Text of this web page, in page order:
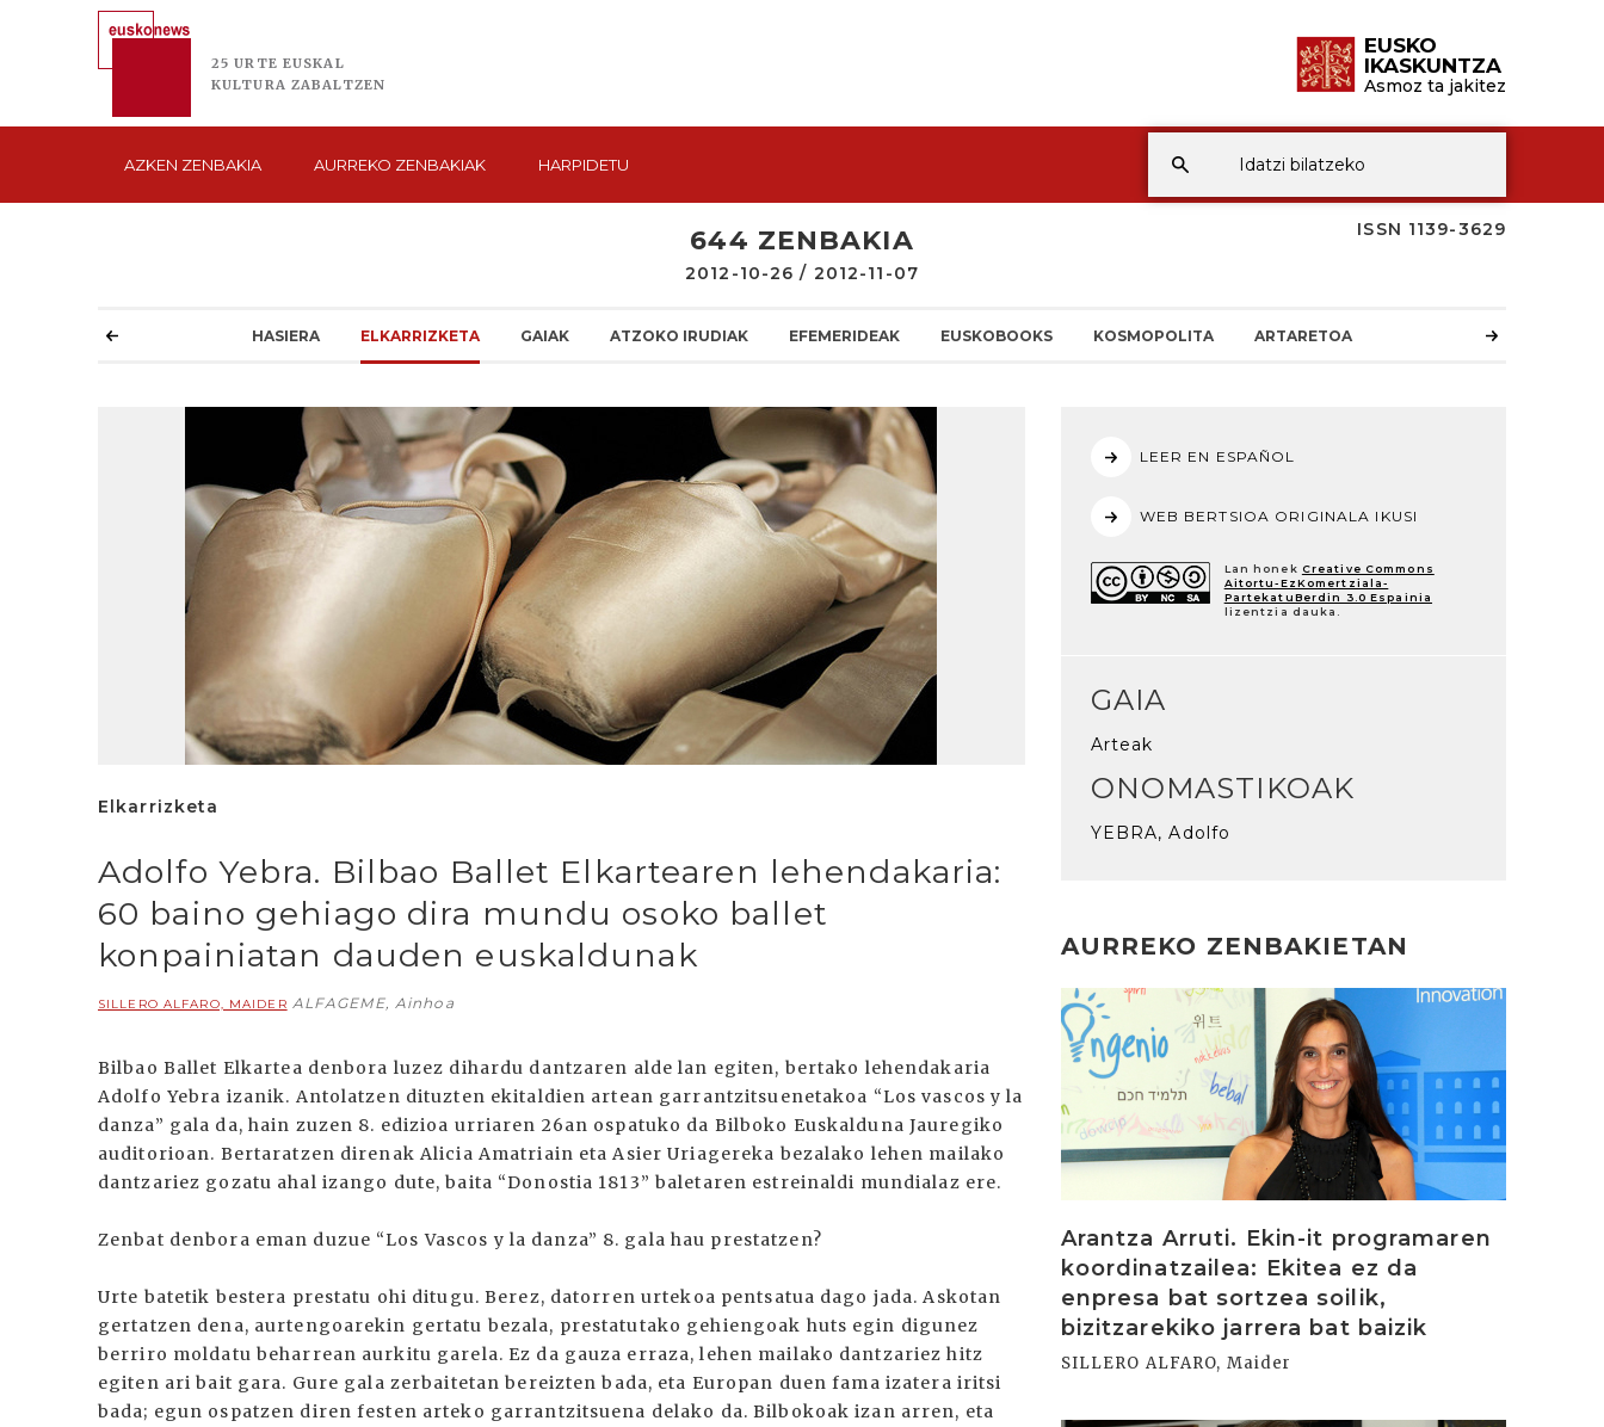
25 URTE EUSKAL
KULTURA ZABALTZEN
EUSKO
IKASKUNTZA
Asmoz ta jakitez
AZKEN ZENBAKIA AURREKO ZENBAKIAK HARPIDETU
ISSN 1139-3629
644 ZENBAKIA
2012-10-26 / 2012-11-07
HASIERA ELKARRIZKETA GAIAK ATZOKO IRUDIAK EFEMERIDEAK EUSKOBOOKS KOSMOPOLITA ARTARETOA
Elkarrizketa
Adolfo Yebra. Bilbao Ballet Elkartearen lehendakaria:
60 baino gehiago dira mundu osoko ballet
konpainiatan dauden euskaldunak
SILLERO ALFARO, MAIDER ALFAGEME, Ainhoa
Bilbao Ballet Elkartea denbora luzez dihardu dantzaren alde lan egiten, bertako lehendakaria
Adolfo Yebra izanik. Antolatzen dituzten ekitaldien artean garrantzitsuenetakoa “Los vascos y la
danza” gala da, hain zuzen 8. edizioa urriaren 26an ospatuko da Bilboko Euskalduna Jauregiko
auditorioan. Bertaratzen direnak Alicia Amatriain eta Asier Uriagereka bezalako lehen mailako
dantzariez gozatu ahal izango dute, baita “Donostia 1813” baletaren estreinaldi mundialaz ere.
Zenbat denbora eman duzue “Los Vascos y la danza” 8. gala hau prestatzen?
Urte batetik bestera prestatu ohi ditugu. Berez, datorren urtekoa pentsatua dago jada. Askotan
gertatzen dena, aurtengoarekin gertatu bezala, prestatutako gehiengoak huts egin digunez
berriro moldatu beharrean aurkitu garela. Ez da gauza erraza, lehen mailako dantzariez hitz
egiten ari bait gara. Gure gala zerbaitetan bereizten bada, eta Europan duen fama izatera iritsi
bada; egun ospatzen diren festen arteko garrantzitsuena delako da. Bilbokoak izan arren, eta
LEER EN ESPAÑOL
WEB BERTSIOA ORIGINALA IKUSI
Lan honek Creative Commons
Aitortu-EzKomertziala-
PartekatuBerdin 3.0 Espainia
lizentzia dauka.
GAIA
Arteak
ONOMASTIKOAK
YEBRA, Adolfo
AURREKO ZENBAKIETAN
Arantza Arruti. Ekin-it programaren
koordinatzailea: Ekitea ez da
enpresa bat sortzea soilik,
bizitzarekiko jarrera bat baizik
SILLERO ALFARO, Maider
Irakurri